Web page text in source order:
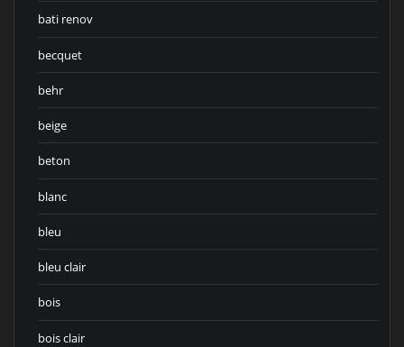
bati renov
becquet
behr
beige
beton
blanc
bleu
bleu clair
bois
bois clair